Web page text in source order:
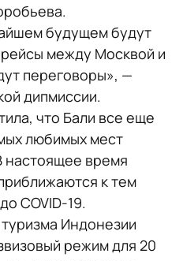
будущем будут
между Москвой и
переговоры», —
дипмиссии.
что Бали все еще
любимых мест
настоящее время
к тем
COVID-19.
Индонезии
режим для 20